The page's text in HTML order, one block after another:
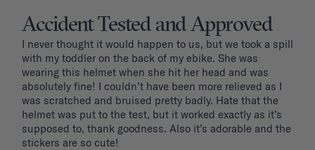
Accident Tested and Approved
I never thought it would happen to us, but we took a spill
with my toddler on the back of my ebike. She was
wearing this helmet when she hit her head and was
absolutely fine! I couldn’t have been more relieved as I
was scratched and bruised pretty badly. Hate that the
helmet was put to the test, but it worked exactly as it’s
supposed to, thank goodness. Also it’s adorable and the
stickers are so cute!